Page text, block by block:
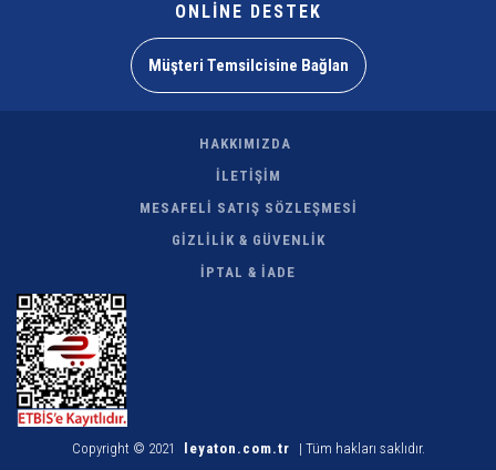
ONLİNE DESTEK
Müşteri Temsilcisine Bağlan
HAKKIMIZDA
İLETİŞİM
MESAFELİ SATIŞ SÖZLEŞMESİ
GİZLİLİK & GÜVENLİK
İPTAL & İADE
Copyright © 2021 leyaton.com.tr | Tüm hakları saklıdır.